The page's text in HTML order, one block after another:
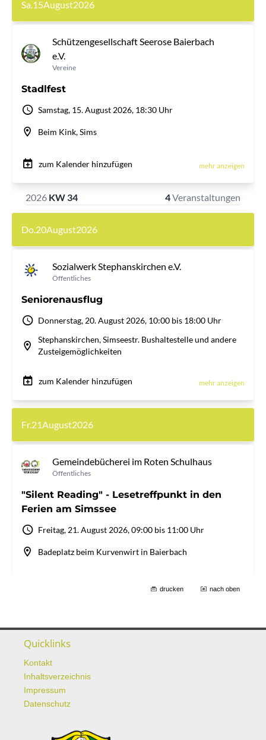
drucken nach oben
Quicklinks
Kontakt
Inhaltsverzeichnis
Impressum
Datenschutz